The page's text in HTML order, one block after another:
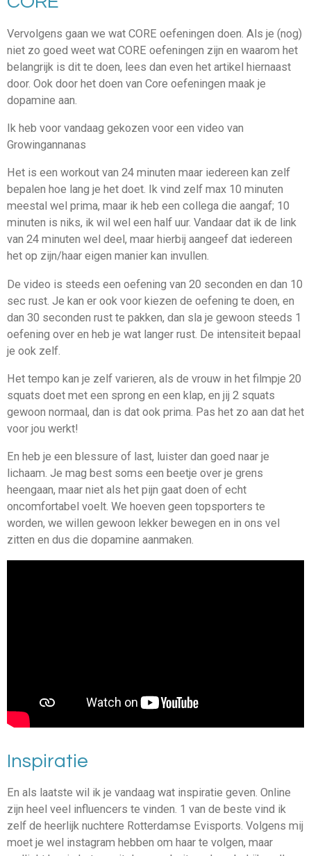
Vervolgens gaan we wat CORE oefeningen doen. Als je (nog)
niet zo goed weet wat CORE oefeningen zijn en waarom het
belangrijk is dit te doen, lees dan even het artikel hiernaast
door. Ook door het doen van Core oefeningen maak je
dopamine aan.
Ik heb voor vandaag gekozen voor een video van
Growingannanas
Het is een workout van 24 minuten maar iedereen kan zelf
bepalen hoe lang je het doet. Ik vind zelf max 10 minuten
meestal wel prima, maar ik heb een collega die aangaf; 10
minuten is niks, ik wil wel een half uur. Vandaar dat ik de link
van 24 minuten wel deel, maar hierbij aangeef dat iedereen
het op zijn/haar eigen manier kan invullen.
De video is steeds een oefening van 20 seconden en dan 10
sec rust. Je kan er ook voor kiezen de oefening te doen, en
dan 30 seconden rust te pakken, dan sla je gewoon steeds 1
oefening over en heb je wat langer rust. De intensiteit bepaal
je ook zelf.
Het tempo kan je zelf varieren, als de vrouw in het filmpje 20
squats doet met een sprong en een klap, en jij 2 squats
gewoon normaal, dan is dat ook prima. Pas het zo aan dat het
voor jou werkt!
En heb je een blessure of last, luister dan goed naar je
lichaam. Je mag best soms een beetje over je grens
heengaan, maar niet als het pijn gaat doen of echt
oncomfortabel voelt. We hoeven geen topsporters te
worden, we willen gewoon lekker bewegen en in ons vel
zitten en dus die dopamine aanmaken.
Inspiratie
En als laatste wil ik je vandaag wat inspiratie geven. Online
zijn heel veel influencers te vinden. 1 van de beste vind ik
zelf de heerlijk nuchtere Rotterdamse Evisports. Volgens mij
moet je wel instagram hebben om haar te volgen, maar